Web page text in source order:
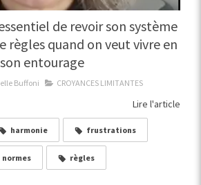
de revoir son système
règles quand on veut vivre en
entourage
Buffoni CROYANCES LIMITANTES
Lire l'article
harmonie frustrations
normes règles